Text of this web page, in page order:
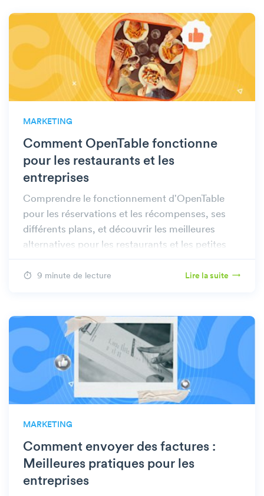
MARKETING
Comment OpenTable fonctionne
pour les restaurants et les
entreprises
Comprendre le fonctionnement d'OpenTable
pour les réservations et les récompenses, ses
différents plans, et découvrir les meilleures
alternatives pour les restaurants et les petites
entreprises.
9 minute de lecture Lire la suite
MARKETING
Comment envoyer des factures :
Meilleures pratiques pour les
entreprises